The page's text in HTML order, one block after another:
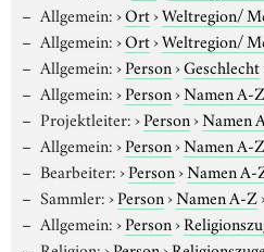
Allgemein:›Ort›Weltregion/
Allgemein:›Ort›Weltregion/
Allgemein:›Person›Geschlecht
Allgemein:›Person›Namen A-Z
Projektleiter:›Person›Namen
Allgemein:›Person›Namen A-Z
Bearbeiter:›Person›Namen A-
Sammler:›Person›Namen A-Z
Allgemein:›Person›